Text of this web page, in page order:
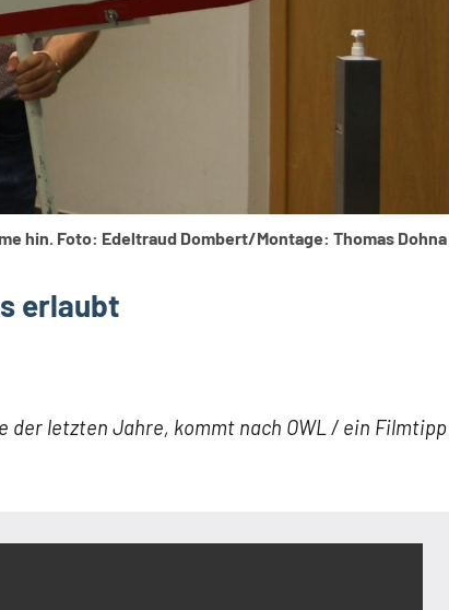
hin. Foto: Edeltraud Dombert/Montage: Thomas Dohna
erlaubt
der letzten Jahre, kommt nach OWL / ein Filmtipp